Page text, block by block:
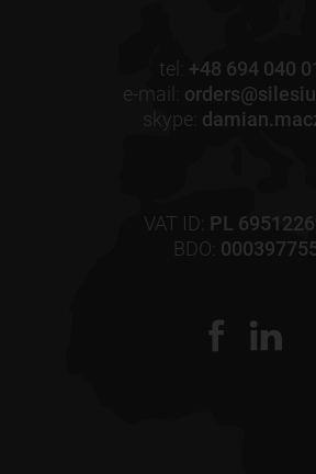
tel: +48 694 040
e-mail:
skype:
VAT ID: PL
BDO: